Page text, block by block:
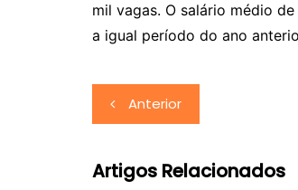
mil vagas. O salário médio
a igual período do ano
Navegação
de
Post
Anterior
Artigos Relacionados